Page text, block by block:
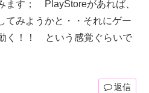
ます； PlayStoreがあれば、
てみようかと・・それにゲー
く！！ という感覚ぐらいで
返信